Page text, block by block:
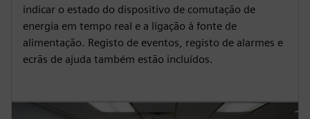
indicar o estado do dispositivo de comutação de
energia em tempo real e a ligação à fonte de
alimentação. Registo de eventos, registo de alarmes e
ecrãs de ajuda também estão incluídos.